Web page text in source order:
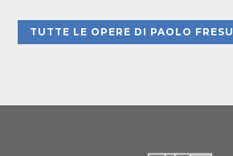
TUTTE LE OPERE DI PAOLO FRESU